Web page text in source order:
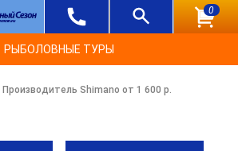
0
РЫБОЛОВНЫЕ ТУРЫ
Производитель Shimano от 1 600 р.